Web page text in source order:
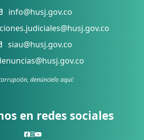
info@husj.gov.co
siau@husj.gov.co
denúncielo aquí:
en redes sociales